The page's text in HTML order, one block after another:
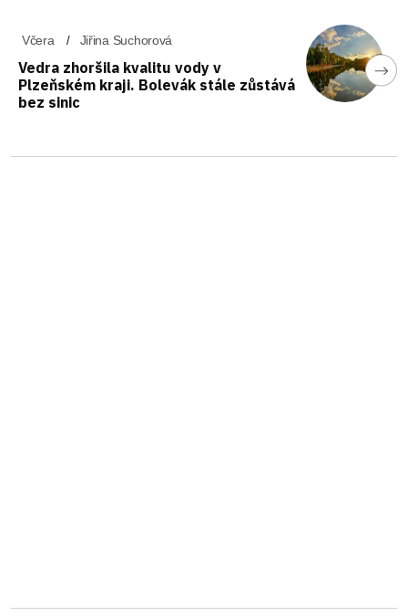
Včera Jiřina Suchorová
Vedra zhoršila kvalitu vody v
Plzeňském kraji. Bolevák stále zůstává
bez sinic